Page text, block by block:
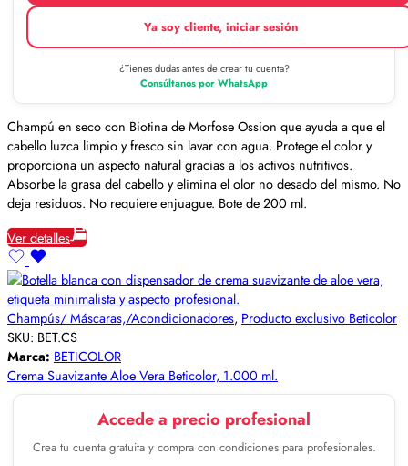
Ya soy cliente, iniciar sesión
¿Tienes dudas antes de crear tu cuenta?
Consúltanos por WhatsApp
Champú en seco con Biotina de Morfose Ossion que ayuda a que el
cabello luzca limpio y fresco sin lavar con agua. Protege el color y
proporciona un aspecto natural gracias a los activos nutritivos.
Absorbe la grasa del cabello y elimina el olor no desado del mismo. No
deja residuos. No requiere enjuague. Bote de 200 ml.
Ver detalles
Champús/ Máscaras,/Acondicionadores, Producto exclusivo Beticolor
SKU: BET.CS
Marca: BETICOLOR
Crema Suavizante Aloe Vera Beticolor, 1.000 ml.
Accede a precio profesional
Crea tu cuenta gratuita y compra con condiciones para profesionales.